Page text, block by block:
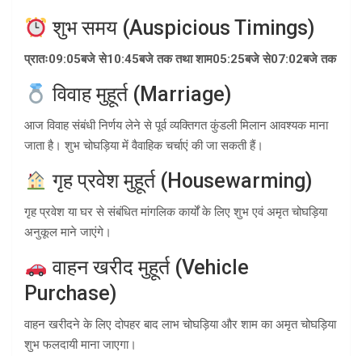
शुभ समय (Auspicious Timings)
प्रातः09:05बजे से10:45बजे तक तथा शाम05:25बजे से07:02बजे तक
विवाह मुहूर्त (Marriage)
आज विवाह संबंधी निर्णय लेने से पूर्व व्यक्तिगत कुंडली मिलान आवश्यक माना
जाता है। शुभ चोघड़िया में वैवाहिक चर्चाएं की जा सकती हैं।
गृह प्रवेश मुहूर्त (Housewarming)
गृह प्रवेश या घर से संबंधित मांगलिक कार्यों के लिए शुभ एवं अमृत चोघड़िया
अनुकूल माने जाएंगे।
वाहन खरीद मुहूर्त (Vehicle
Purchase)
वाहन खरीदने के लिए दोपहर बाद लाभ चोघड़िया और शाम का अमृत चोघड़िया
शुभ फलदायी माना जाएगा।